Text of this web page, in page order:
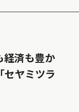
経済も豊か
セヤミツラ